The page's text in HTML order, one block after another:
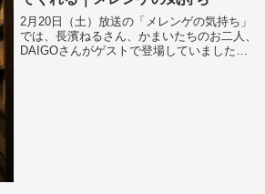
2月20日（土）放送の「メレンゲの気持ち」
では、長濱ねるさん、かまいたちのお二人、
DAIGOさんがゲストで登場していました！